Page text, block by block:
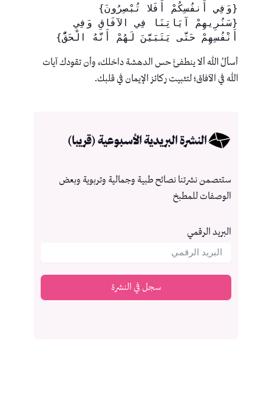
{وَفِي أَنفُسِكُمْ أَفَلا تُبْصِرُونَ}
{سَنُرِيهِمْ آيَاتِنَا فِي الآفَاقِ وَفِي
أَنْفُسِهِمْ حَتَّى يَتَبَيَّنَ لَهُمْ أَنَّهُ الْحَقُّ}
أسألُ الله ألا ينطفئَ حس الدهشة داخلك، وأن تقودك آيات
الله في الآفاق؛ لتثبيت ركائز الإيمان في قلبك.
النشرة البريدية الأسبوعية (قريبا)
ستتصمن نشرتنا نصائح طبية وجمالية وتربوية وبعض
الوصفات للمطبخ
البريد الرقمي
سجل في النشرة